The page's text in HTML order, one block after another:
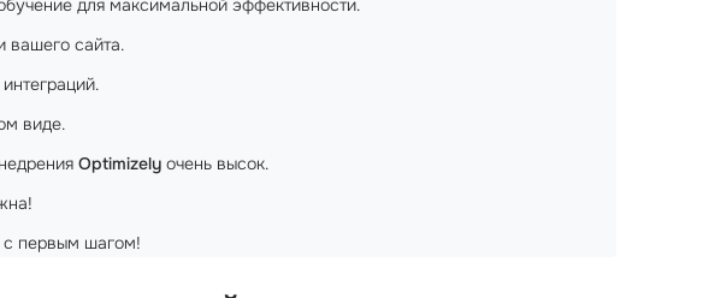
для максимальной эффективности.
вашего сайта.
виде.
Optimizely очень высок.
первым шагом!